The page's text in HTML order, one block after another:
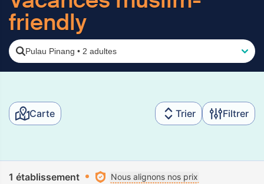
friendly
Pulau Pinang • 2 adultes
Carte Trier Filtrer
1 établissement Nous alignons nos prix